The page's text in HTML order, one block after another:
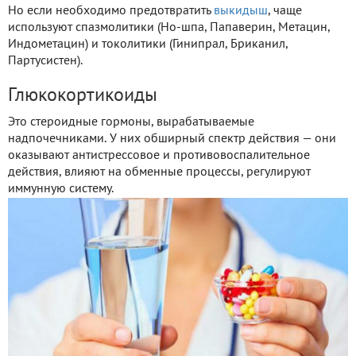
Но если необходимо предотвратить выкидыш, чаще
используют спазмолитики (Но-шпа, Папаверин, Метацин,
Индометацин) и токолитики (Гинипрал, Бриканил,
Партусистен).
Глюкокортикоиды
Это стероидные гормоны, вырабатываемые
надпочечниками. У них обширный спектр действия — они
оказывают антистрессовое и противовоспалительное
действия, влияют на обменные процессы, регулируют
иммунную систему.